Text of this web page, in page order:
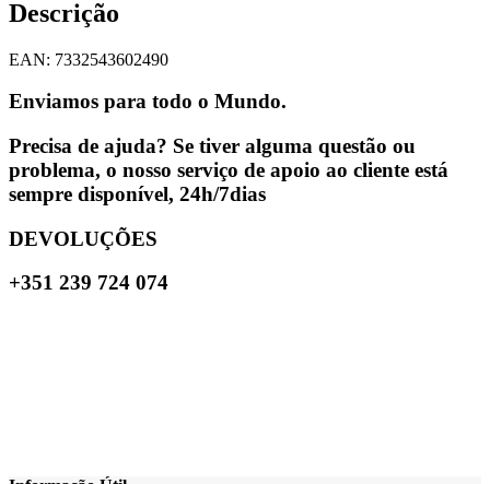
Descrição
EAN: 7332543602490
Enviamos para todo o Mundo.
Precisa de ajuda? Se tiver alguma questão ou
problema, o nosso serviço de apoio ao cliente está
sempre disponível, 24h/7dias
DEVOLUÇÕES
+351 239 724 074